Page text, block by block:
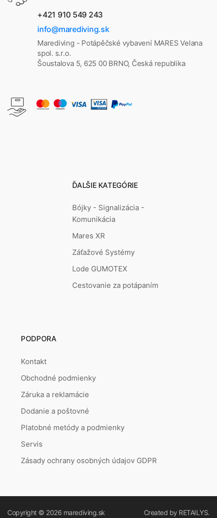
+421 910 549 243
info@marediving.sk
Marediving - Potápěčské vybavení MARES Velana
spol. s.r.o.
Šoustalova 5, 625 00 BRNO, Česká republika
ĎALŠIE KATEGÓRIE
Bójky - Signalizácia -
Komunikácia
Mares XR
Záťažové Systémy
Lode GUMOTEX
Cestovanie za potápaním
PODPORA
Kontakt
Obchodné podmienky
Záruka a reklamácie
Dodanie a poštovné
Platobné metódy a podmienky
Servis
Zásady ochrany osobných údajov GDPR
Copyright © 2026 marediving.sk Created by RETAILYS.